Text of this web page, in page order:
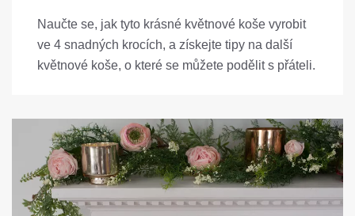
Naučte se, jak tyto krásné květnové koše vyrobit
ve 4 snadných krocích, a získejte tipy na další
květnové koše, o které se můžete podělit s přáteli.